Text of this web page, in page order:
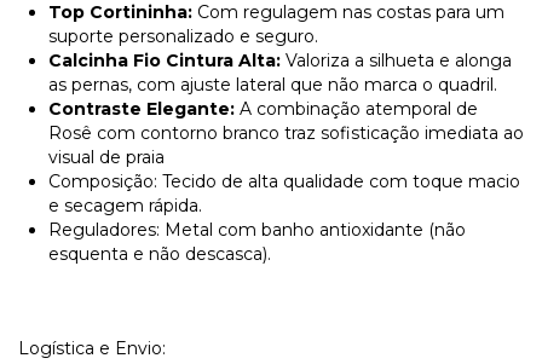
Top Cortininha: Com regulagem nas costas para um
suporte personalizado e seguro.
Calcinha Fio Cintura Alta: Valoriza a silhueta e alonga
as pernas, com ajuste lateral que não marca o quadril.
Contraste Elegante: A combinação atemporal de
Rosê com contorno branco traz sofisticação imediata ao
visual de praia
Composição: Tecido de alta qualidade com toque macio
e secagem rápida.
​Reguladores: Metal com banho antioxidante (não
esquenta e não descasca).
Logística e Envio: